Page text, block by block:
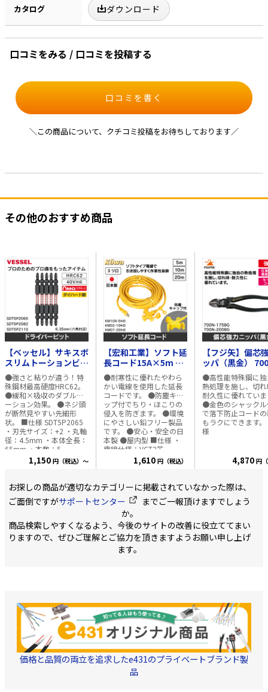
カタログ ダウンロード
口コミをみる / 口コミを投稿する
口コミを書く
＼この商品について、クチコミ投稿をお待ちしております／
その他のおすすめ商品
【ベッセル】サキスボ
スリムトーションビッ
ト5本組 ＋
2×110mm
SDT5P2110
●強さと粘りが違う！特
殊鋼材最高硬度HRC62。
●緩和×吸収のダブルト
ーション効果。 ●ネジ頭
が断然見やすい先細形
状。 ■仕様 SDT5P2065
・刃先サイズ：+2 ・丸軸
径：4.5mm ・本体全長：
65mm ・本数：5
SDT5P2082 ・刃先サイ
ズ：+2 ・丸軸径：4.5mm
数：5 SDT5P2110 ・刃先
サイズ：+2 ・丸軸径：
4.5mm ・本体全長：
1,150 円（税込）～
【宏和工業】ソフト延
長コード15A×5m 3
ツ口 KM109-5ｷｲﾛ
●耐寒性に優れたやわら
かい電線を使用した延長
コードです。 ●防塵キャ
ップ付でちり・ほこりの
侵入を防ぎます。 ●環境
にやさしい鉛フリー製品
です。 ●安心・安全の日
本製 ●屋内型 ■仕様 ・
電線仕様：VCT2芯
×1.25mm² ・定格：15A
／125V ・合計1500Wま
1,610 円（税込）
【フジ矢】偏芯
ッパ（黒金）
175BG
●高性能特殊鋼に
熱処理を施し、切
耐久性に優れてい
●金色のシャック
で落下防止コード
もラクにできます。 ■仕
様
4,870 円
お探しの商品が適切なカテゴリーに掲載されていなかった際は、
ご面倒ですがサポートセンター
までご一報頂けますでしょう
か。
商品検索しやすくなるよう、今後のサイトの改善に役立ててまい
りますので、ぜひご理解とご協力を頂きますようお願い申し上げ
ます。
価格と品質の両立を追求したe431のプライベートブランド製
品